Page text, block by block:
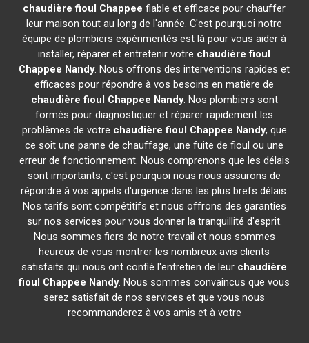
chaudière fioul Chappee fiable et efficace pour chauffer
leur maison tout au long de l'année. C'est pourquoi notre
équipe de plombiers expérimentés est là pour vous aider à
installer, réparer et entretenir votre chaudière fioul
Chappee Nandy. Nous offrons des interventions rapides et
efficaces pour répondre à vos besoins en matière de
chaudière fioul Chappee Nandy. Nos plombiers sont
formés pour diagnostiquer et réparer rapidement les
problèmes de votre chaudière fioul Chappee Nandy, que
ce soit une panne de chauffage, une fuite de fioul ou une
erreur de fonctionnement. Nous comprenons que les délais
sont importants, c'est pourquoi nous nous assurons de
répondre à vos appels d'urgence dans les plus brefs délais.
Nos tarifs sont compétitifs et nous offrons des garanties
sur nos services pour vous donner la tranquillité d'esprit.
Nous sommes fiers de notre travail et nous sommes
heureux de vous montrer les nombreux avis clients
satisfaits qui nous ont confié l'entretien de leur chaudière
fioul Chappee Nandy. Nous sommes convaincus que vous
serez satisfait de nos services et que vous nous
recommanderez à vos amis et à votre